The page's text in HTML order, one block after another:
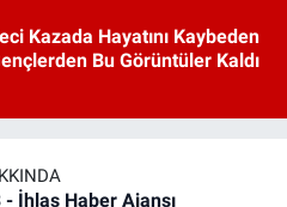
Kazada Hayatını Kaybeden
Bu Görüntüler Kaldı
- İhlas Haber Ajansı